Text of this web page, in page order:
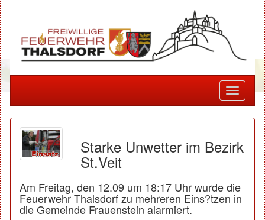
Toggle
Starke Unwetter im Bezirk
St.Veit
Am Freitag, den 12.09 um 18:17 Uhr wurde die
Feuerwehr Thalsdorf zu mehreren Eins?tzen in
die Gemeinde Frauenstein alarmiert.